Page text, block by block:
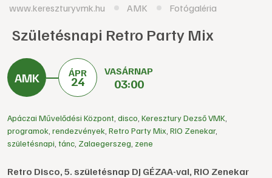
www.kereszturyvmk.hu AMK Fotógaléria
Születésnapi Retro Party Mix
ÁPR
24
VASÁRNAP
03:00
Apáczai Művelődési Központ disco Keresztury Dezső VMK
programok rendezvények Retro Party Mix RIO Zenekar,
születésnapi tánc Zalaegerszeg zene
Retro Disco, 5. születésnap DJ GÉZAA-val, RIO Zenekar